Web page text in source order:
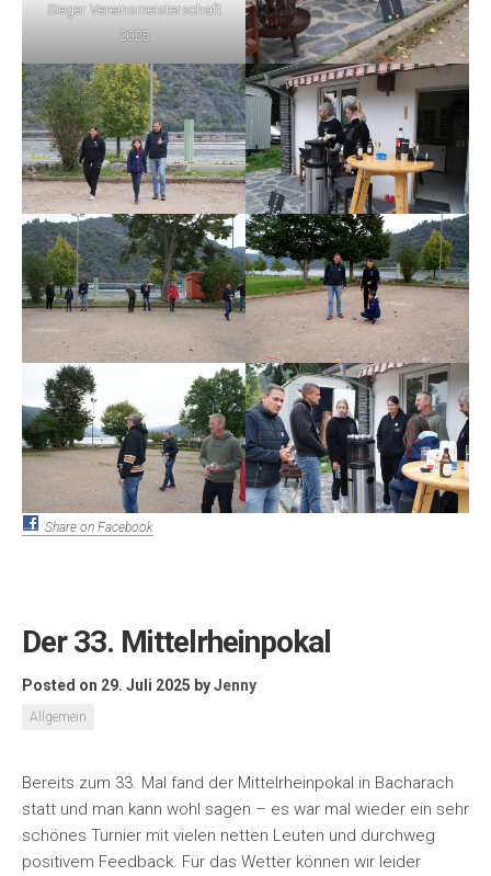
Sieger Vereinsmeisterschaft
2025
Share on Facebook
Der 33. Mittelrheinpokal
Posted on 29. Juli 2025 byJenny
Allgemein
Bereits zum 33. Mal fand der Mittelrheinpokal in Bacharach
statt und man kann wohl sagen – es war mal wieder ein sehr
schönes Turnier mit vielen netten Leuten und durchweg
positivem Feedback. Für das Wetter können wir leider